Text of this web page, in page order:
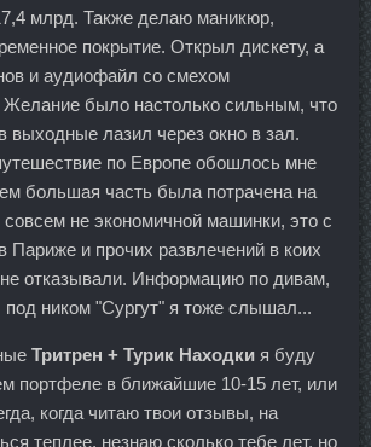
млрд. Также делаю маникюр,
покрытие. Открыл дискету, а
и аудиофайл со смехом
Желание было настолько сильным, что
выходные лазил через окно в зал.
по Европе обошлось мне
большая часть была потрачена на
не экономичной машинки, это с
Париже и прочих развлечений в коих
отказывали. Информацию по дивам,
под ником "Сургут" я тоже слышал...
Тритрен + Турик Находки я буду
портфеле в ближайшие 10-15 лет, или
когда читаю твои отзывы, на
теплее, незнаю сколько тебе лет, но